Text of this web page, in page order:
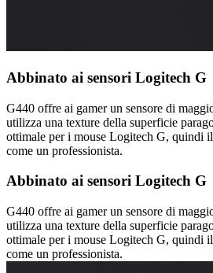
Abbinato ai sensori Logitech G
G440 offre ai gamer un sensore di
utilizza una texture della superficie
ottimale per i mouse Logitech G, quindi
come un professionista.
Abbinato ai sensori Logitech G
G440 offre ai gamer un sensore di
utilizza una texture della superficie
ottimale per i mouse Logitech G, quindi
come un professionista.